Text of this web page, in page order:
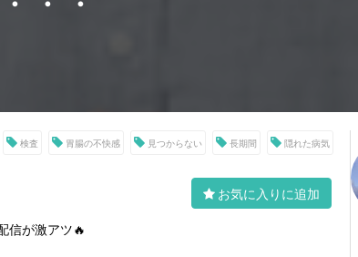
検査 胃腸の不快感 見つからない 長期間 隠れた病気
お気に入りに追加
信が激アツ🔥